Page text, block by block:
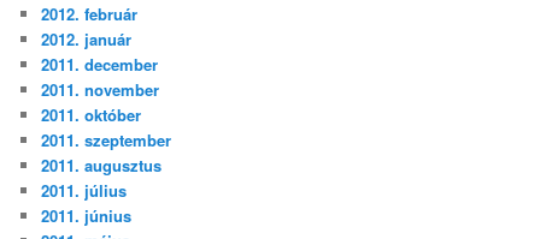
2012. február
2012. január
2011. december
2011. november
2011. október
2011. szeptember
2011. augusztus
2011. július
2011. június